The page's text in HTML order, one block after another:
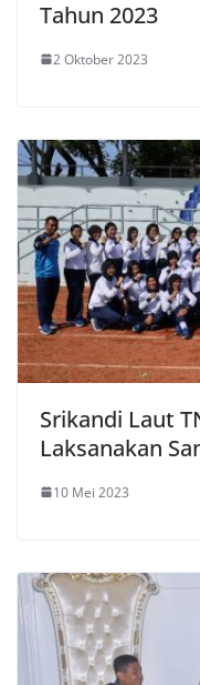
Tahun 2023
2 Oktober 2023
Srikandi Laut
Laksanakan
10 Mei 2023